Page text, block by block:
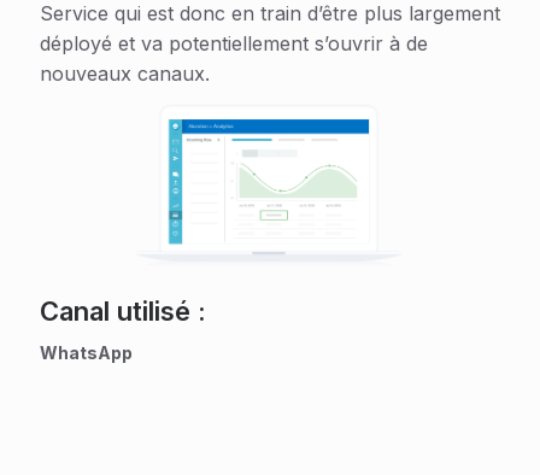
Service qui est donc en train d’être plus largement
déployé et va potentiellement s’ouvrir à de
nouveaux canaux.
Canal utilisé :
WhatsApp